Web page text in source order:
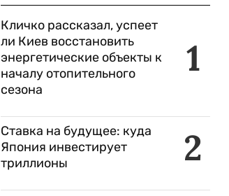
1
Кличко рассказал, успеет
ли Киев восстановить
энергетические объекты к
началу отопительного
сезона
2
Ставка на будущее: куда
Япония инвестирует
триллионы